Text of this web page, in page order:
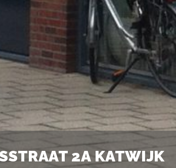
2A KATWIJK